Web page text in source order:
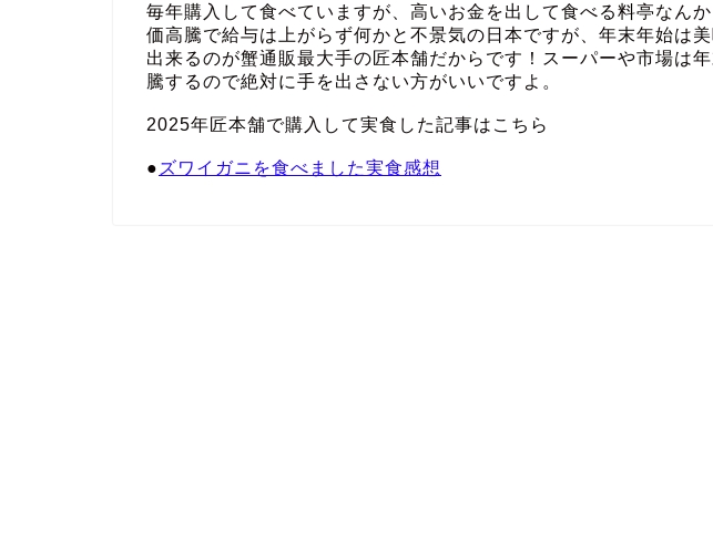
毎年購入して食べていますが、高いお金を出して食べる料亭なん
価高騰で給与は上がらず何かと不景気の日本ですが、年末年始は
出来るのが蟹通販最大手の匠本舗だからです！スーパーや市場は
騰するので絶対に手を出さない方がいいですよ。
2025年匠本舗で購入して実食した記事はこちら
● ズワイガニを食べました実食感想